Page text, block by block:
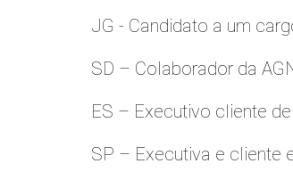
JG - Candidato a um
SD – Colaborador da
ES – Executivo cliente
SP – Executiva e cliente